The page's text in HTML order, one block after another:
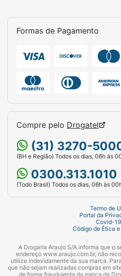
Formas de Pagamento
Compre pelo Drogatel
(31) 3270-
(BH e Região) Todos os dias, 06h às
0300.313.1010
(Todo Brasil) Todos os dias, 06h às
Termo de
Portal da
Covid-19
Código de Ética
A Drogaria Araujo S/A informa que o
endereço www.araujo.com.br, não
utilize indevidamente da sua marca.
que não sejam realizadas compras em
de forma fraudulenta da marca da